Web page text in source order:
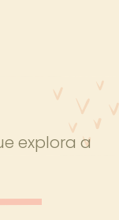
explora a